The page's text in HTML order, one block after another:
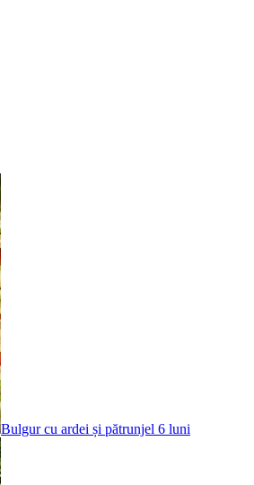
Bulgur cu ardei și pătrunjel 6 luni